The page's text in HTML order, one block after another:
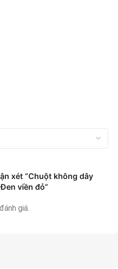
xét “Chuột không dây
viền đỏ”
giá.